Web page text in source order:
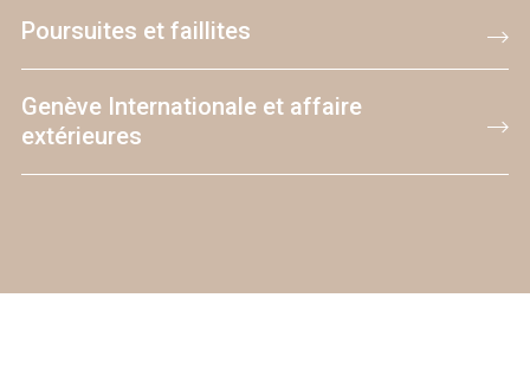
Poursuites et faillites
Genève Internationale et affaire
extérieures